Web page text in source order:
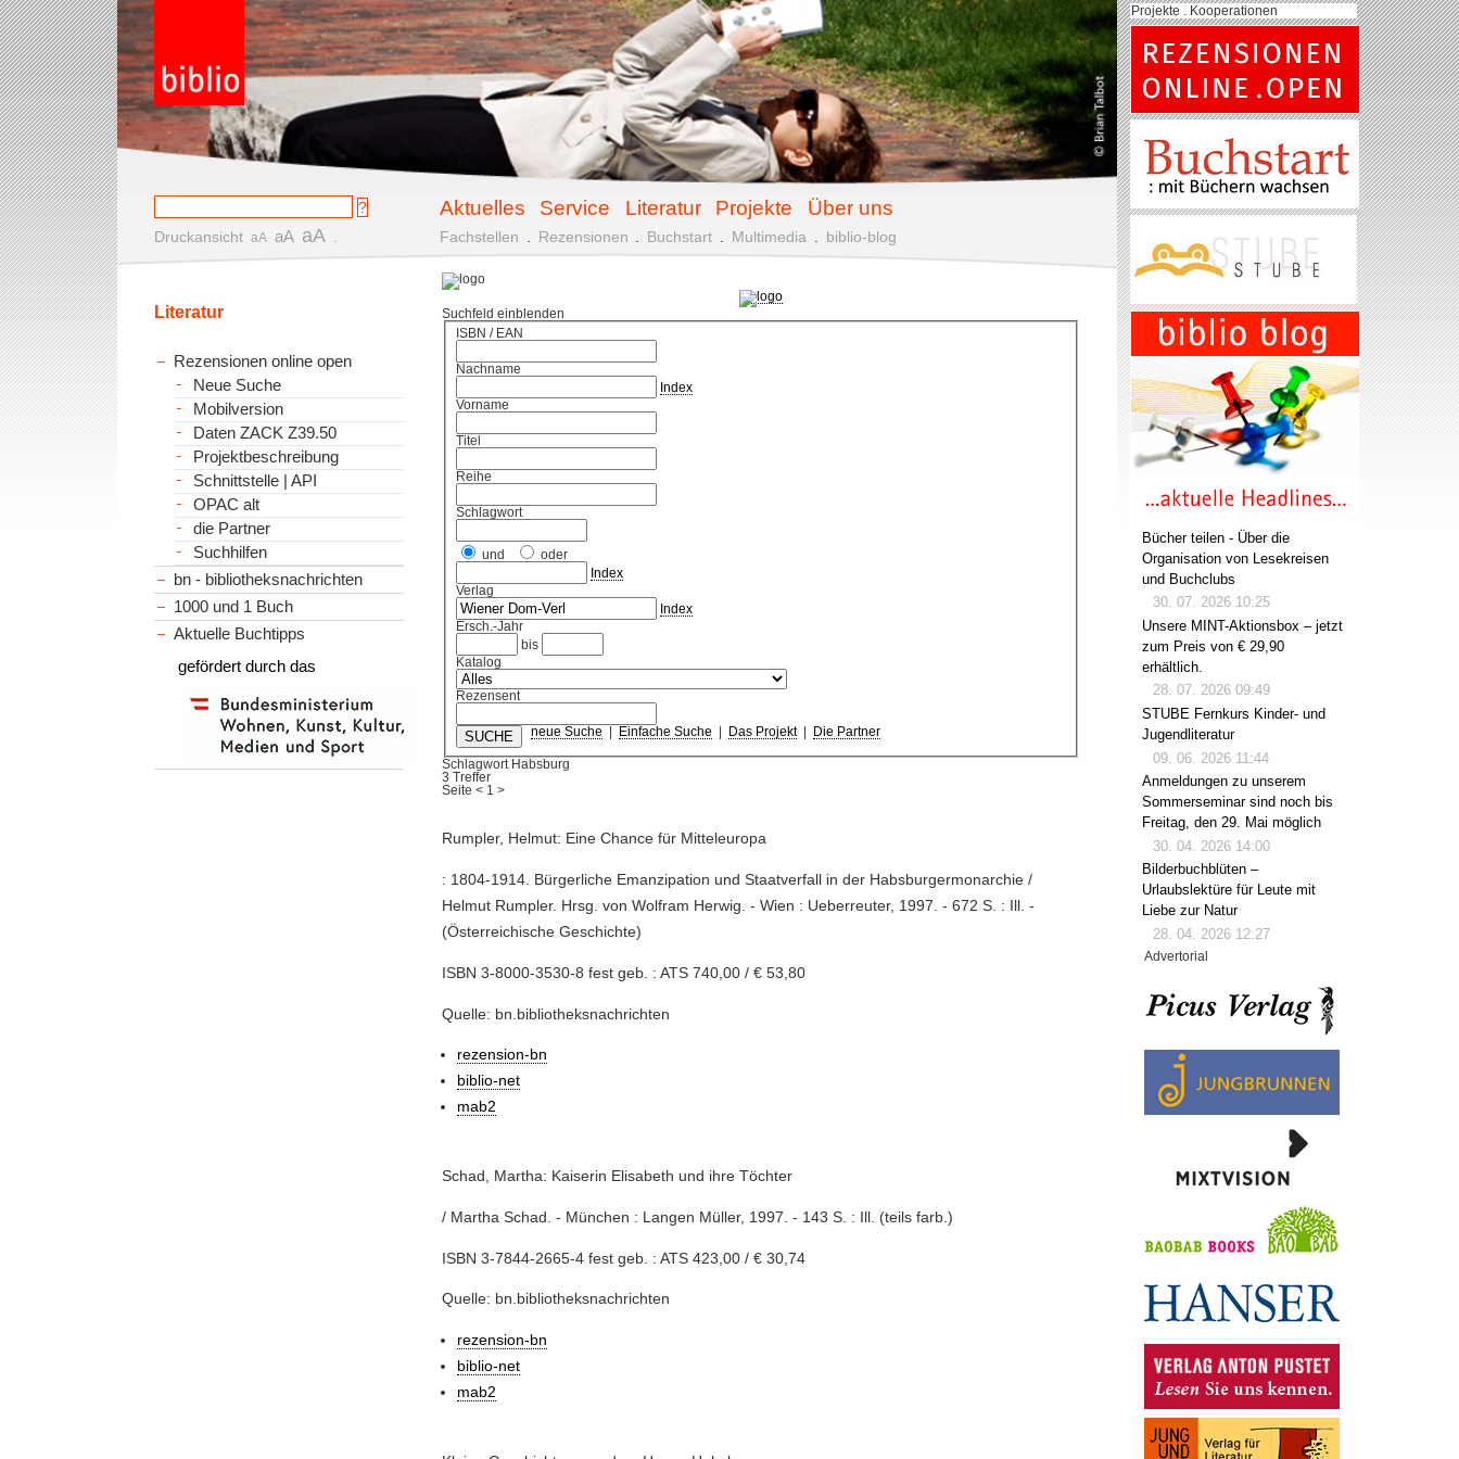
Aktuelles Service Literatur Projekte Über uns
Druckansicht aA aA aA Fachstellen Rezensionen Buchstart Multimedia biblio-blog
Suchfeld einblenden
ISBN / EAN
Nachname
Index
Vorname
Titel
Reihe
Schlagwort
und
oder
Index
Verlag
Index
Ersch.-Jahr
bis
Katalog
Rezensent
neue Suche Einfache Suche Das Projekt| Die Partner
Schlagwort Habsburg
3 Treffer
Seite< 1 >
Rumpler, Helmut: Eine Chance für Mitteleuropa
: 1804-1914. Bürgerliche Emanzipation und Staatverfall in der Habsburgermonarchie /
Helmut Rumpler. Hrsg. von Wolfram Herwig. - Wien : Ueberreuter, 1997. - 672 S. : Ill. -
(Österreichische Geschichte)
ISBN 3-8000-3530-8 fest geb. : ATS 740,00 / € 53,80
Quelle: bn.bibliotheksnachrichten
rezension-bn
biblio-net
mab2
Schad, Martha: Kaiserin Elisabeth und ihre Töchter
/ Martha Schad. - München : Langen Müller, 1997. - 143 S. : Ill. (teils farb.)
ISBN 3-7844-2665-4 fest geb. : ATS 423,00 / € 30,74
Quelle: bn.bibliotheksnachrichten
rezension-bn
biblio-net
mab2
Literatur
Rezensionen online open
Neue Suche
Mobilversion
Daten ZACK Z39.50
Projektbeschreibung
Schnittstelle | API
OPAC alt
die Partner
Suchhilfen
bn - bibliotheksnachrichten
1000 und 1 Buch
Aktuelle Buchtipps
gefördert durch das
Projekte . Kooperationen
Bücher teilen - Über die
Organisation von Lesekreisen
und Buchclubs
30. 07. 2026 10:25
Unsere MINT-Aktionsbox – jetzt
zum Preis von € 29,90
erhältlich.
28. 07. 2026 09:49
STUBE Fernkurs Kinder- und
Jugendliteratur
09. 06. 2026 11:44
Anmeldungen zu unserem
Sommerseminar sind noch bis
Freitag, den 29. Mai möglich
30. 04. 2026 14:00
Bilderbuchblüten –
Urlaubslektüre für Leute mit
Liebe zur Natur
28. 04. 2026 12:27
Advertorial